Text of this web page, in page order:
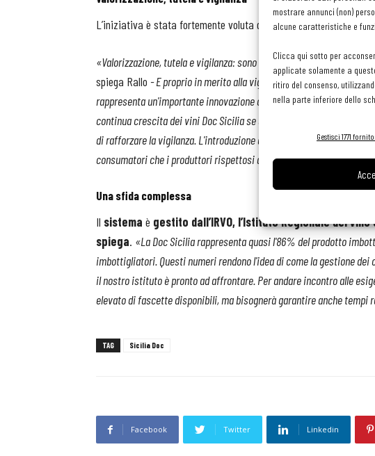
mostrare annunci (non)
alcune caratteristiche e
Clicca qui sotto per
applicate solamente a
ritiro del consenso,
nella parte inferiore dello
Gestisci 1771
L’iniziativa è stata fortemente voluta dal Consorzio di Tutela
«Valorizzazione, tutela e vigilanza: sono queste le parole chiave in
spiega Rallo - E proprio in merito alla vigilanza ed alla tutela,
rappresenta un'importante innovazione che garantisce la
continua crescita dei vini Doc Sicilia se da un lato premia il lavoro
di rafforzare la vigilanza. L'introduzione delle fascette contrasta al
consumatori che i produttori rispettosi delle regole della Doc Sicilia.»
Una sfida complessa
Il sistema è gestito dall’IRVO, l’Istituto Regionale del
spiega. «La Doc Siciliarappresenta quasi l'86% del prodotto
imbottigliatori. Questi numeri rendono l'idea di come la gestione
il nostro istituto è pronto ad affrontare. Per andare incontro alle
elevato di fascette disponibili, ma bisognerà garantire anche tempi
TAG Sicilia Doc
Facebook Twitter Linkedin